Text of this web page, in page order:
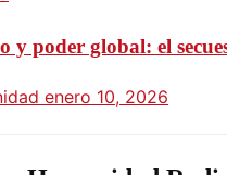
y poder global: el
enero 10, 2026